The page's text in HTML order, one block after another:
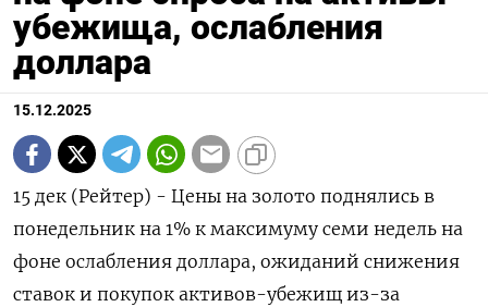
убежища, ослабления
доллара
15.12.2025
15 дек (Рейтер) - Цены на золото поднялись в
понедельник на 1% к максимуму семи недель на
фоне ослабления доллара, ожиданий снижения
ставок и покупок активов-убежищ из-за